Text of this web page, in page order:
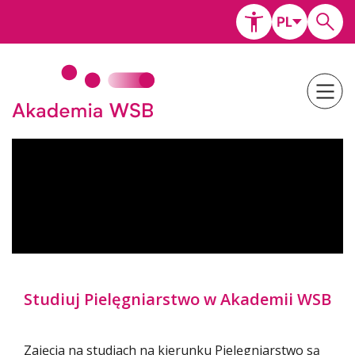
Studiuj Pielęgniarstwo w Akademii WSB
Zajęcia na studiach na kierunku Pielęgniarstwo są